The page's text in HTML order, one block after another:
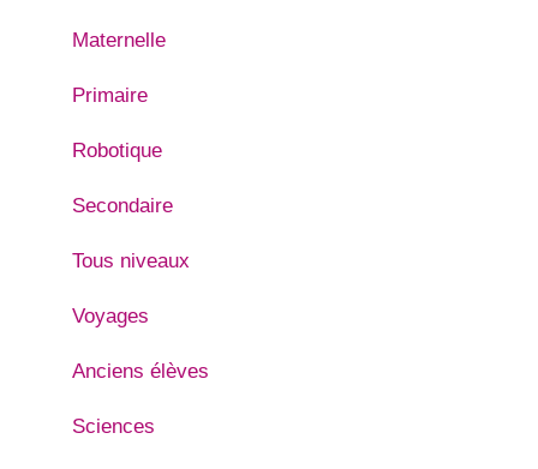
Maternelle
Primaire
Robotique
Secondaire
Tous niveaux
Voyages
Anciens élèves
Sciences